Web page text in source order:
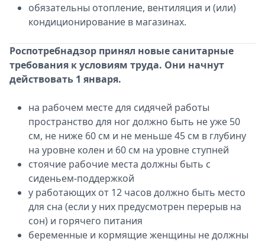
обязательны отопление, вентиляция и (или)
кондиционирование в магазинах.
Роспотребнадзор принял новые санитарные
требования к условиям труда. Они начнут
действовать 1 января.
на рабочем месте для сидячей работы
пространство для ног должно быть не уже 50
см, не ниже 60 см и не меньше 45 см в глубину
на уровне колен и 60 см на уровне ступней
стоячие рабочие места должны быть с
сиденьем-поддержкой
у работающих от 12 часов должно быть место
для сна (если у них предусмотрен перерыв на
сон) и горячего питания
беременные и кормящие женщины не должны